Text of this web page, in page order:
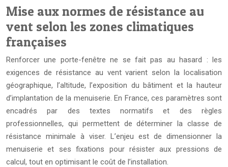
Mise aux normes de résistance au
vent selon les zones climatiques
françaises
Renforcer une porte-fenêtre ne se fait pas au hasard : les
exigences de résistance au vent varient selon la localisation
géographique, l’altitude, l’exposition du bâtiment et la hauteur
d’implantation de la menuiserie. En France, ces paramètres sont
encadrés par des textes normatifs et des règles
professionnelles, qui permettent de déterminer la classe de
résistance minimale à viser. L’enjeu est de dimensionner la
menuiserie et ses fixations pour résister aux pressions de
calcul, tout en optimisant le coût de l’installation.